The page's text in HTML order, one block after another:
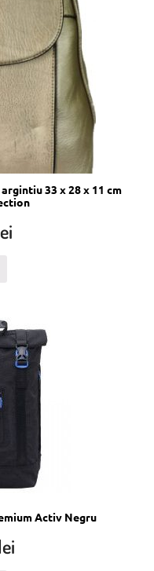
33 x 28 x 11 cm
Activ Negru